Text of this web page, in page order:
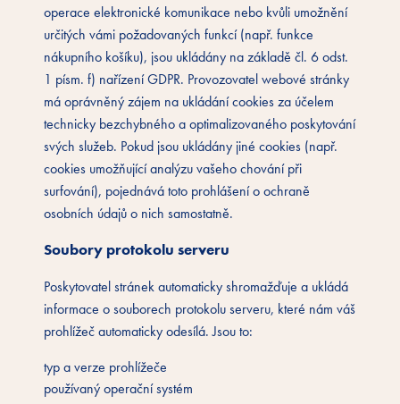
operace elektronické komunikace nebo kvůli umožnění
určitých vámi požadovaných funkcí (např. funkce
nákupního košíku), jsou ukládány na základě čl. 6 odst.
1 písm. f) nařízení GDPR. Provozovatel webové stránky
má oprávněný zájem na ukládání cookies za účelem
technicky bezchybného a optimalizovaného poskytování
svých služeb. Pokud jsou ukládány jiné cookies (např.
cookies umožňující analýzu vašeho chování při
surfování), pojednává toto prohlášení o ochraně
osobních údajů o nich samostatně.
Soubory protokolu serveru
Poskytovatel stránek automaticky shromažďuje a ukládá
informace o souborech protokolu serveru, které nám váš
prohlížeč automaticky odesílá. Jsou to:
typ a verze prohlížeče
používaný operační systém